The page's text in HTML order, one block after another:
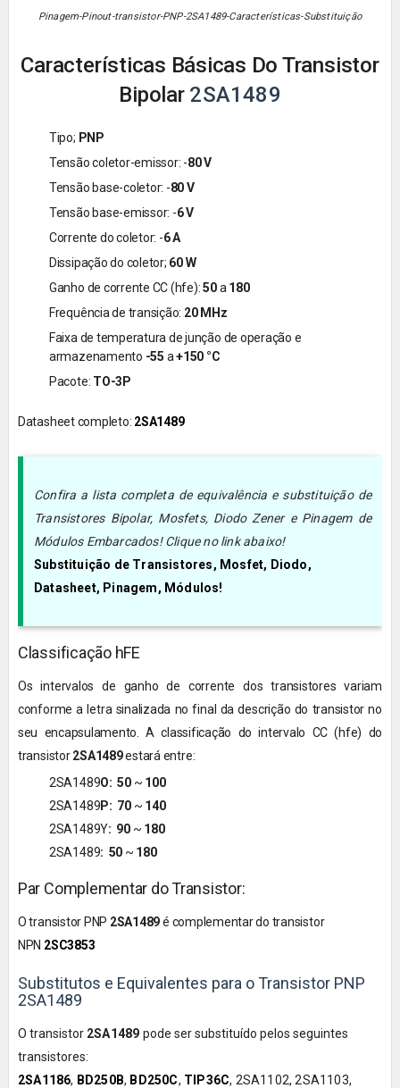
Pinagem-Pinout-transistor-PNP-2SA1489-Características-Substituição
Características Básicas Do Transistor
Bipolar 2SA1489
Tipo; PNP
Tensão coletor-emissor: -80 V
Tensão base-coletor: -80 V
Tensão base-emissor: -6 V
Corrente do coletor: -6 A
Dissipação do coletor; 60 W
Ganho de corrente CC (hfe):50a 180
Frequência de transição: 20 MHz
Faixa de temperatura de junção de operação e
armazenamento -55 a+150 °C
Pacote: TO-3P
Datasheet completo: 2SA1489
Confira a lista completa de equivalência e substituição de
Transistores Bipolar, Mosfets, Diodo Zener e Pinagem de
Módulos Embarcados! Clique no link abaixo!
Substituição de Transistores, Mosfet, Diodo,
Datasheet, Pinagem, Módulos!
Classificação hFE
Os intervalos de ganho de corrente dos transistores variam
conforme a letra sinalizada no final da descrição do transistor no
seu encapsulamento. A classificação do intervalo CC (hfe) do
transistor2SA1489estará entre:
2SA1489O: 50 ~ 100
2SA1489P: 70 ~ 140
2SA1489Y: 90 ~ 180
2SA1489: 50 ~ 180
Par Complementar do Transistor:
O transistorPNP 2SA1489é complementar do transistor
NPN 2SC3853
Substitutos e Equivalentes para o Transistor PNP
2SA1489
O transistor 2SA1489 pode ser substituído pelos seguintes
transistores:
2SA1186, BD250B, BD250C, TIP36C, 2SA1102, 2SA1103,